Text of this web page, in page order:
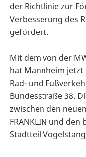
der Richtlinie zur
Verbesserung des
gefördert.
Mit dem von der
hat Mannheim jetzt
Rad- und
Bundesstraße 38.
zwischen den
FRANKLIN und
Stadtteil